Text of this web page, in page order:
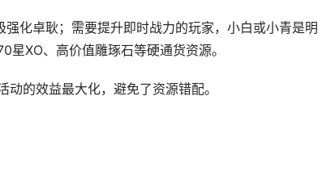
化卓耿；需要提升即时战力的玩家，小白或小青是明
XO、高价值雕琢石等硬通货资源。
的效益最大化，避免了资源错配。